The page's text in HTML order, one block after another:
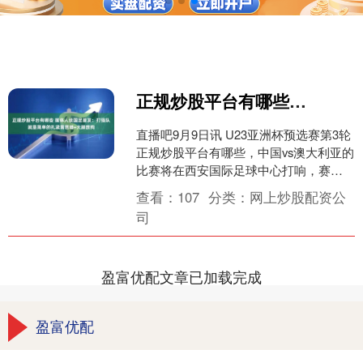
正规炒股平台有哪些 媒体人谈国足首发：打强队就是简单的扎紧篱笆墙+大脚放狗
直播吧9月9日讯 U23亚洲杯预选赛第3轮
正规炒股平台有哪些，中国vs澳大利亚的
比赛将在西安国际足球中心打响，赛前
双方公布首发阵容。 赛前，媒体人陆洋
表示：“今....
查看： 107 分类： 网上炒股配资公
司
盈富优配文章已加载完成
盈富优配